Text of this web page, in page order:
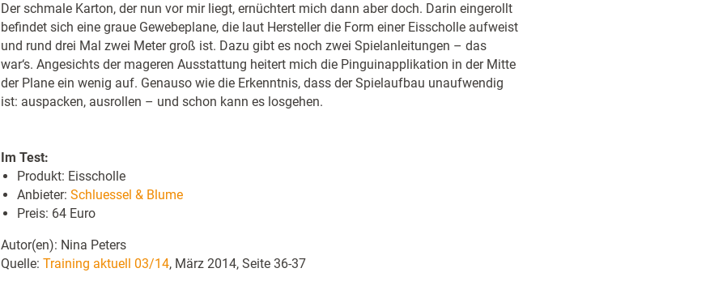
Der schmale Karton, der nun vor mir liegt, ernüchtert mich dann aber doch. Darin eingerollt
befindet sich eine graue Gewebeplane, die laut Hersteller die Form einer Eisscholle aufweist
und rund drei Mal zwei Meter groß ist. Dazu gibt es noch zwei Spielanleitungen – das
war‘s. Angesichts der mageren Ausstattung heitert mich die Pinguinapplikation in der Mitte
der Plane ein wenig auf. Genauso wie die Erkenntnis, dass der Spielaufbau unaufwendig
ist: auspacken, ausrollen – und schon kann es losgehen.
Im Test:
Produkt: Eisscholle
Anbieter: Schluessel & Blume
Preis: 64 Euro
Autor(en): Nina Peters
Quelle: Training aktuell 03/14, März 2014, Seite 36-37